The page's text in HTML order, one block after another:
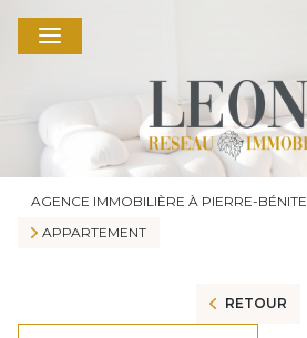
AGENCE IMMOBILIÈRE À PIERRE-BÉNITE
APPARTEMENT
RETOUR